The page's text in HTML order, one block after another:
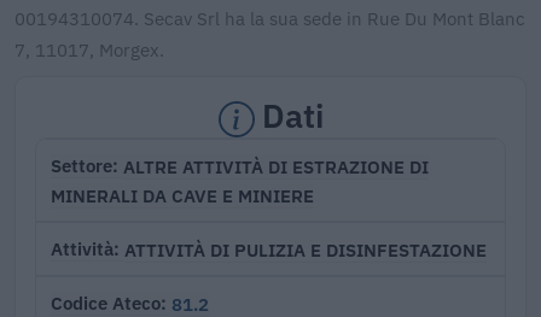
00194310074. Secav Srl ha la sua sede in Rue Du Mont Blanc
7, 11017, Morgex.
Dati
Settore ALTRE ATTIVITÀ DI ESTRAZIONE DI
MINERALI DA CAVE E MINIERE
Attività ATTIVITÀ DI PULIZIA E DISINFESTAZIONE
Codice Ateco 81.2